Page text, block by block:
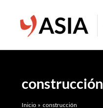
contenido
construcción
Inicio construcción